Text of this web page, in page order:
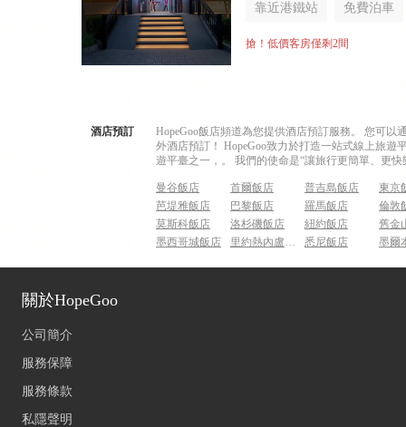
靠近港鐵站 免費泊車
無煙樓層
搶！低價客房僅剩2間
酒店預訂
HopeGoo飯店頻道為您提供酒店預訂服務。 您可
外酒店預訂！ HopeGoo致力於打造一站式線上旅
遊平臺之一，。 我們的使命是“讓旅行更簡單、更
曼谷飯店 首爾飯店 普吉島飯店
東京
芭堤雅飯店
巴黎飯店 羅馬飯店
倫敦
莫斯科飯店
洛杉磯飯店 紐約飯店
舊金
墨西哥城飯店
里約熱內盧飯店 悉尼飯店 墨爾
關於HopeGoo
公司簡介
服務保障
服務條款
私隱聲明